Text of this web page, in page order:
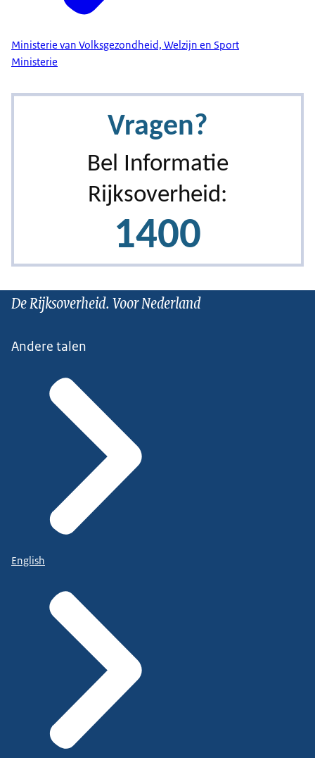
Ministerie van Volksgezondheid, Welzijn en Sport
Ministerie
De Rijksoverheid. Voor Nederland
Andere talen
English